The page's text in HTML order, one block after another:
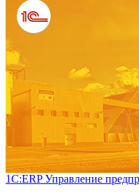
1С:ERP Управление